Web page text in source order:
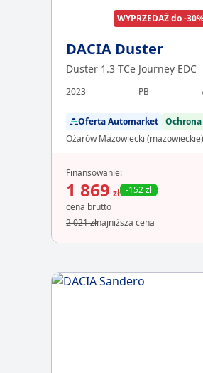
WYPRZEDAŻ do -
DACIA Duster
Duster 1.3 TCe Journey EDC
2023 PB
Oferta Automarket
Ożarów Mazowiecki (mazowieckie)
Finansowanie:
1 869 zł -152 zł
cena brutto
2 021 złnajniższa cena